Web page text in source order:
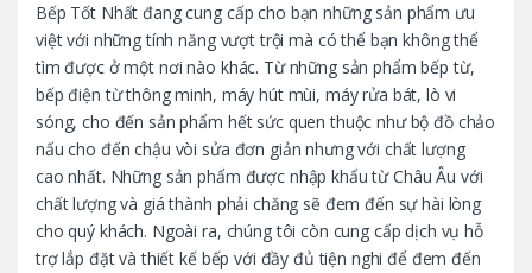
Bếp Tốt Nhất đang cung cấp cho bạn những sản phẩm ưu
việt với những tính năng vượt trội mà có thể bạn không thể
tìm được ở một nơi nào khác. Từ những sản phẩm bếp từ,
bếp điện từ thông minh, máy hút mùi, máy rửa bát, lò vi
sóng, cho đến sản phẩm hết sức quen thuộc như bộ đồ chảo
nấu cho đến chậu vòi sửa đơn giản nhưng với chất lượng
cao nhất. Những sản phẩm được nhập khẩu từ Châu Âu với
chất lượng và giá thành phải chăng sẽ đem đến sự hài lòng
cho quý khách. Ngoài ra, chúng tôi còn cung cấp dịch vụ hỗ
trợ lắp đặt và thiết kế bếp với đầy đủ tiện nghi để đem đến